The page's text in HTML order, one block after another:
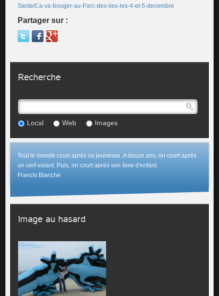
Sante/Ca-va-bouger-au-Parc-des-iles-les-4-et-5-decembre
Partager sur :
Recherche
Local Web Images
Tout le monde court après sa jeunesse. A douze ans, on court après
un cerf-volant. Puis, on court après son âme d'enfant.
Francis Blanche
Image au hasard